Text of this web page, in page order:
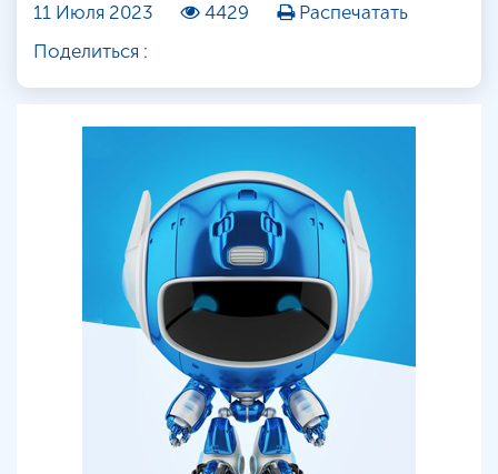
11 Июля 2023
4429
Распечатать
Поделиться :